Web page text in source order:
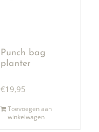
Punch bag
planter
€19,95
Toevoegen aan
winkelwagen